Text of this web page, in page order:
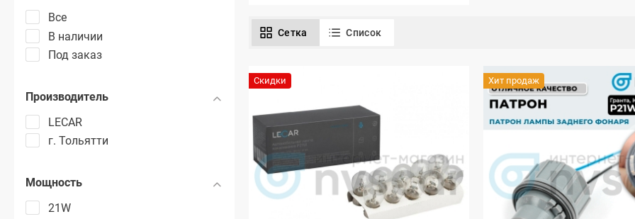
Все
В наличии
Под заказ
Производитель
LECAR
г. Тольятти
Мощность
21W
Сетка Список
Скидки Хит продаж